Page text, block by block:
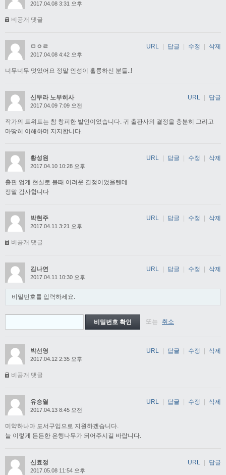
2017.04.08 3:31 오후
비공개 댓글
ㅁㅇㄹ
2017.04.08 4:42 오후
너무너무 멋있어요 정말 인성이 훌륭하신 분들..!
URL 답글 수정 삭제
신무라 노부히사
2017.04.09 7:09 오전
작가의 트위트는 참 창피한 발언이었습니다. 귀 출판사의 결정을 충분히 그리고
마땅히 이해하며 지지합니다.
URL | 답글
황성원
2017.04.10 10:28 오후
출판 업계 현실로 볼때 어려운 결정이었을텐데
정말 감사합니다
URL | 답글 | 수정 | 삭제
박현주
2017.04.11 3:21 오후
비공개 댓글
URL 답글 수정 삭제
김나연
2017.04.11 10:30 오후
비밀번호를 입력하세요.
또는 취소
URL 답글 수정 삭제
박선영
2017.04.12 2:35 오후
비공개 댓글
URL 답글 수정 삭제
유승열
2017.04.13 8:45 오전
미약하나마 도서구입으로 지원하겠습니다.
늘 이렇게 든든한 은행나무가 되어주시길 바랍니다.
URL 답글 수정 삭제
신효정
2017.05.08 11:54 오후
URL 답글